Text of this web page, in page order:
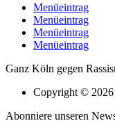
Menüeintrag
Menüeintrag
Menüeintrag
Menüeintrag
Ganz Köln gegen
Copyright © 2026
Abonniere unseren